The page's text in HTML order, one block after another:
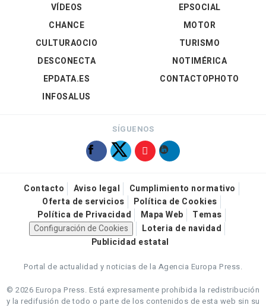
VÍDEOS
EPSOCIAL
CHANCE
CULTURAOCIO
DESCONECTA
EPDATA.ES
INFOSALUS
MOTOR
TURISMO
NOTIMÉRICA
CONTACTOPHOTO
SÍGUENOS
Contacto Aviso legal
Cumplimiento normativo
Oferta de servicios
Política de Cookies
Política de Privacidad
Mapa Web
Temas
Configuración de Cookies
Loteria de navidad
Publicidad estatal
Portal de actualidad y noticias de la Agencia Europa Press.
© 2026 Europa Press. Está expresamente prohibida la redistribución
y la redifusión de todo o parte de los contenidos de esta web sin su